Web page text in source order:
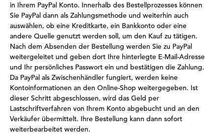
in Ihrem PayPal Konto. Innerhalb des Bestellprozesses können
Sie PayPal dann als Zahlungsmethode und weiterhin auch
auswählen, ob eine Kreditkarte, ein Bankkonto oder eine
andere Quelle genutzt werden soll, um den Kauf zu tätigen.
Nach dem Absenden der Bestellung werden Sie zu PayPal
weitergeleitet und geben dort Ihre hinterlegte E-Mail-Adresse
und Ihr persönliches Passwort ein und bestätigen die Zahlung.
Da PayPal als Zwischenhändler fungiert, werden keine
Kontoinformationen an den Online-Shop weitergegeben. Ist
dieser Schritt abgeschlossen, wird das Geld per
Lastschriftverfahren von Ihrem Konto abgebucht und an den
Verkäufer übermittelt. Ihre Bestellung kann dann sofort
weiterbearbeitet werden.